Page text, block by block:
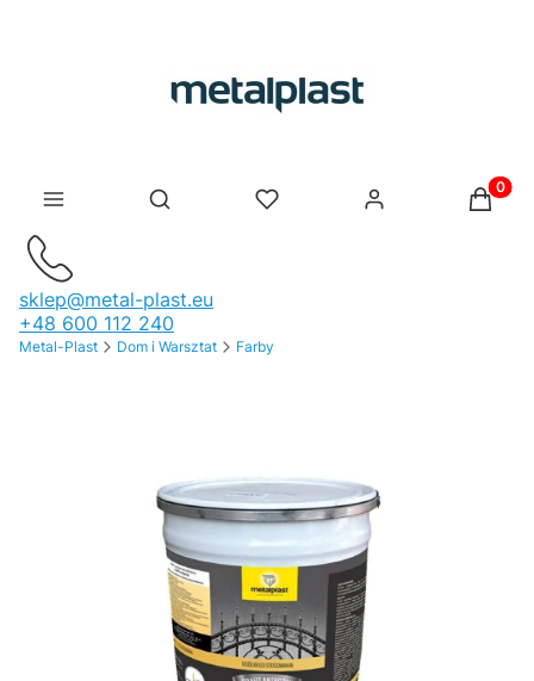
Otwórz wyszukiwarkę
sklep@metal-plast.eu
+48 600 112 240
Metal-Plast Dom i Warsztat Farby